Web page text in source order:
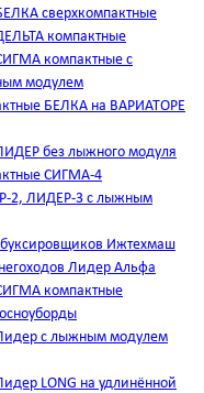
сверхкомпактные
компактные
компактные с
модулем
БЕЛКА на ВАРИАТОРЕ
без лыжного модуля
СИГМА-4
2, ЛИДЕР-3 c лыжным
Ижтехмаш
Лидер Альфа
компактные
с лыжным модулем
LONG на удлинённой